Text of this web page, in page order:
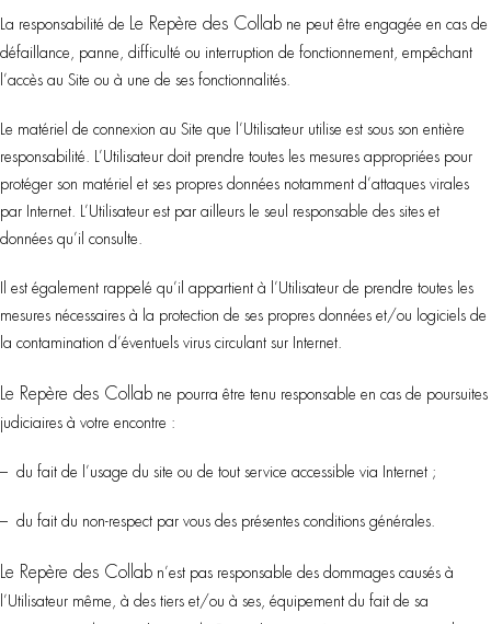
La responsabilité de Le Repère des Collab ne peut être engagée en cas de
défaillance, panne, difficulté ou interruption de fonctionnement, empêchant
l’accès au Site ou à une de ses fonctionnalités.
Le matériel de connexion au Site que l’Utilisateur utilise est sous son entière
responsabilité. L’Utilisateur doit prendre toutes les mesures appropriées pour
protéger son matériel et ses propres données notamment d’attaques virales
par Internet. L’Utilisateur est par ailleurs le seul responsable des sites et
données qu’il consulte.
Il est également rappelé qu’il appartient à l’Utilisateur de prendre toutes les
mesures nécessaires à la protection de ses propres données et/ou logiciels de
la contamination d’éventuels virus circulant sur Internet.
Le Repère des Collab ne pourra être tenu responsable en cas de poursuites
judiciaires à votre encontre :
– du fait de l’usage du site ou de tout service accessible via Internet ;
– du fait du non-respect par vous des présentes conditions générales.
Le Repère des Collab n’est pas responsable des dommages causés à
l’Utilisateur même, à des tiers et/ou à ses, équipement du fait de sa